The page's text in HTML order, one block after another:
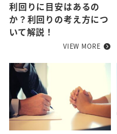
利回りに目安はあるの
か？利回りの考え方につ
いて解説！
VIEW MORE